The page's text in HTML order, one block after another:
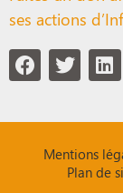
ses actions
Mentions
Plan de